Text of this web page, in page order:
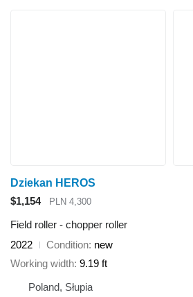
Dziekan HEROS
$1,154
PLN 4,300
Field roller - chopper roller
2022
Condition new
Working width 9.19 ft
Poland, Słupia